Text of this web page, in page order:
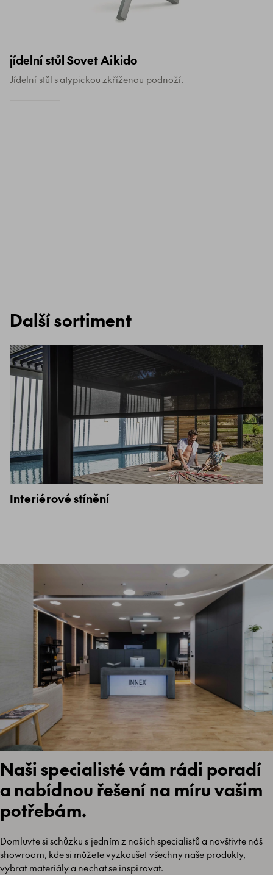
jídelní stůl Sovet Aikido
Jídelní stůl s atypickou zkříženou podnoží.
Další sortiment
Interiérové stínění
Naši specialisté vám rádi poradí
a nabídnou řešení na míru vašim
potřebám.
Domluvte si schůzku s jedním z našich specialistů a navštivte náš
showroom, kde si můžete vyzkoušet všechny naše produkty,
vybrat materiály a nechat se inspirovat.